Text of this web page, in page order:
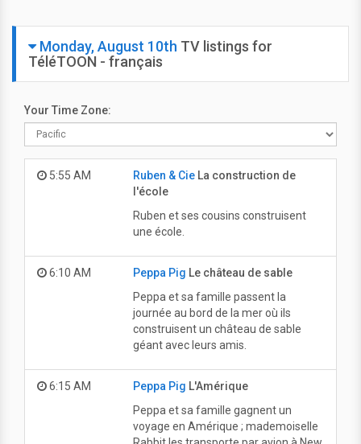
Monday, August 10th TV listings for
TéléTOON - français
Your Time Zone:
5:55 AM Ruben & CieLa construction de
l'école
Ruben et ses cousins construisent
une école.
6:10 AM Peppa Pig Le château de sable
Peppa et sa famille passent la
journée au bord de la mer où ils
construisent un château de sable
géant avec leurs amis.
6:15 AM Peppa Pig L'Amérique
Peppa et sa famille gagnent un
voyage en Amérique ; mademoiselle